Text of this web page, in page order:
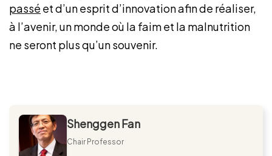
passé et d’un esprit d’innovation afin de réaliser,
à l’avenir, un monde où la faim et la malnutrition
ne seront plus qu’un souvenir.
Shenggen Fan
Chair Professor